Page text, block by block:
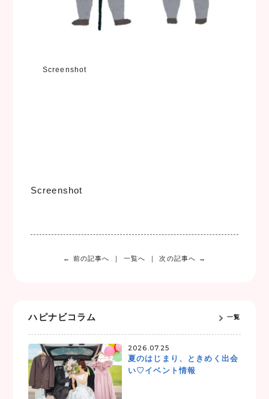
Screenshot
Screenshot
← 前の記事へ 一覧へ 次の記事へ →
ハピナビコラム 一覧
2026.07.25
夏のはじまり、ときめく出会
い♡イベント情報